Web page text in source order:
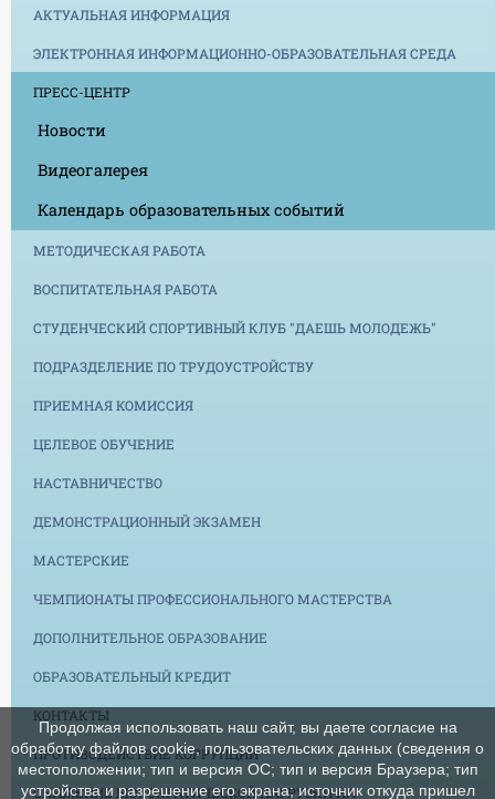
АКТУАЛЬНАЯ ИНФОРМАЦИЯ
ЭЛЕКТРОННАЯ ИНФОРМАЦИОННО-ОБРАЗОВАТЕЛЬНАЯ СРЕДА
ПРЕСС-ЦЕНТР
Новости
Видеогалерея
Календарь образовательных событий
МЕТОДИЧЕСКАЯ РАБОТА
ВОСПИТАТЕЛЬНАЯ РАБОТА
СТУДЕНЧЕСКИЙ СПОРТИВНЫЙ КЛУБ "ДАЕШЬ МОЛОДЕЖЬ"
ПОДРАЗДЕЛЕНИЕ ПО ТРУДОУСТРОЙСТВУ
ПРИЕМНАЯ КОМИССИЯ
ЦЕЛЕВОЕ ОБУЧЕНИЕ
НАСТАВНИЧЕСТВО
ДЕМОНСТРАЦИОННЫЙ ЭКЗАМЕН
МАСТЕРСКИЕ
ЧЕМПИОНАТЫ ПРОФЕССИОНАЛЬНОГО МАСТЕРСТВА
ДОПОЛНИТЕЛЬНОЕ ОБРАЗОВАНИЕ
ОБРАЗОВАТЕЛЬНЫЙ КРЕДИТ
КОНТАКТЫ
ПРОТИВОДЕЙСТВИЕ КОРРУПЦИИ
СНИЖЕНИЕ БЮРОКРАТИЧЕСКОЙ НАГРУЗКИ НА
Продолжая использовать наш сайт, вы даете согласие на
обработку файлов cookie, пользовательских данных (сведения о
местоположении; тип и версия ОС; тип и версия Браузера; тип
устройства и разрешение его экрана; источник откуда пришел